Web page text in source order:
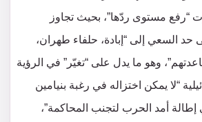
“رفع مستوى ردّها”، بحيث تجاوز
حد السعي إلى “إبادة، حلفاء طهران،
وهو ما يدل على “تغيّر” في الرؤية
“لا يمكن اختزاله في رغبة بنيامين
إطالة أمد الحرب لتجنب المحاكمة”،